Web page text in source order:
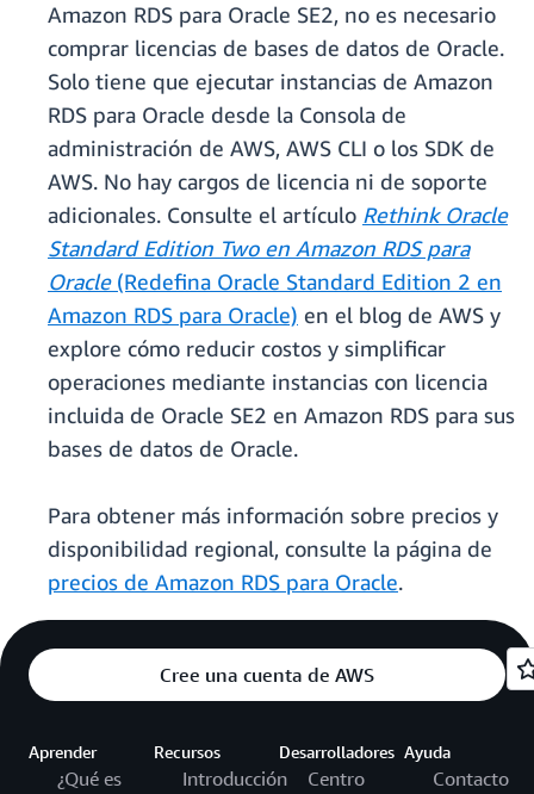
Amazon RDS para Oracle SE2, no es necesario
comprar licencias de bases de datos de Oracle.
Solo tiene que ejecutar instancias de Amazon
RDS para Oracle desde la Consola de
administración de AWS, AWS CLI o los SDK de
AWS. No hay cargos de licencia ni de soporte
adicionales. Consulte el artículo Rethink Oracle
Standard Edition Two en Amazon RDS para
Oracle(Redefina Oracle Standard Edition 2 en
Amazon RDS para Oracle) en el blog de AWS y
explore cómo reducir costos y simplificar
operaciones mediante instancias con licencia
incluida de Oracle SE2 en Amazon RDS para sus
bases de datos de Oracle.
Para obtener más información sobre precios y
disponibilidad regional, consulte la página de
precios de Amazon RDS para Oracle.
Cree una cuenta de AWS
Aprender
¿Qué es
Recursos
Introducción
Desarrolladores
Centro
Ayuda
Contacto